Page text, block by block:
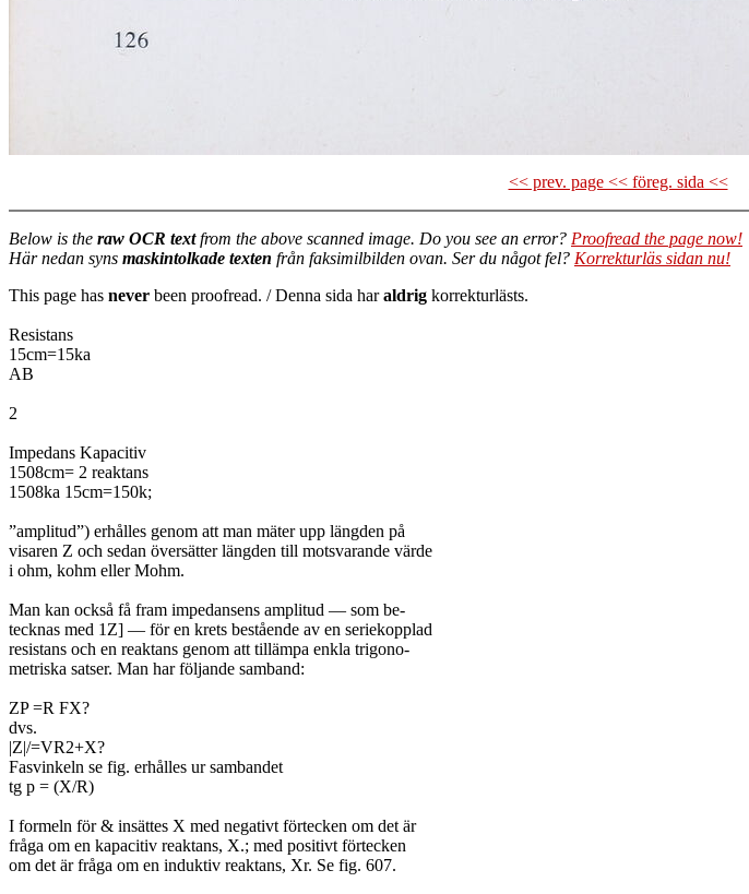
<< prev. page << föreg. sida <<
Below is the raw OCR textfrom the above scanned image. Do you see an error? Proofread the page now!
Här nedan syns maskintolkade texten från faksimilbilden ovan. Ser du något fel? Korrekturläs sidan nu!
This page has never been proofread. / Denna sida haraldrig korrekturlästs.
Resistans
15cm=15ka
AB
2
Impedans Kapacitiv
1508cm= 2 reaktans
1508ka 15cm=150k;
”amplitud”) erhålles genom att man mäter upp längden på
visaren Z och sedan översätter längden till motsvarande värde
i ohm, kohm eller Mohm.
Man kan också få fram impedansens amplitud — som be-
tecknas med 1Z] — för en krets bestående av en seriekopplad
resistans och en reaktans genom att tillämpa enkla trigono-
metriska satser. Man har följande samband:
ZP =R FX?
dvs.
|Z|/=VR2+X?
Fasvinkeln se fig. erhålles ur sambandet
tg p = (X/R)
I formeln för & insättes X med negativt förtecken om det är
fråga om en kapacitiv reaktans, X.; med positivt förtecken
om det är fråga om en induktiv reaktans, Xr. Se fig. 607.